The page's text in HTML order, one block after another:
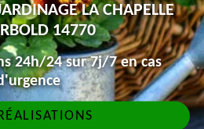
LA CHAPELLE
14770
24h/24 sur 7j/7 en cas